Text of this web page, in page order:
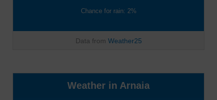
Chance for rain: 2%
Data from Weather25
Weather in Arnaia